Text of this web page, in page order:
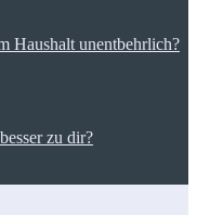
Haushalt unentbehrlich?
zu dir?